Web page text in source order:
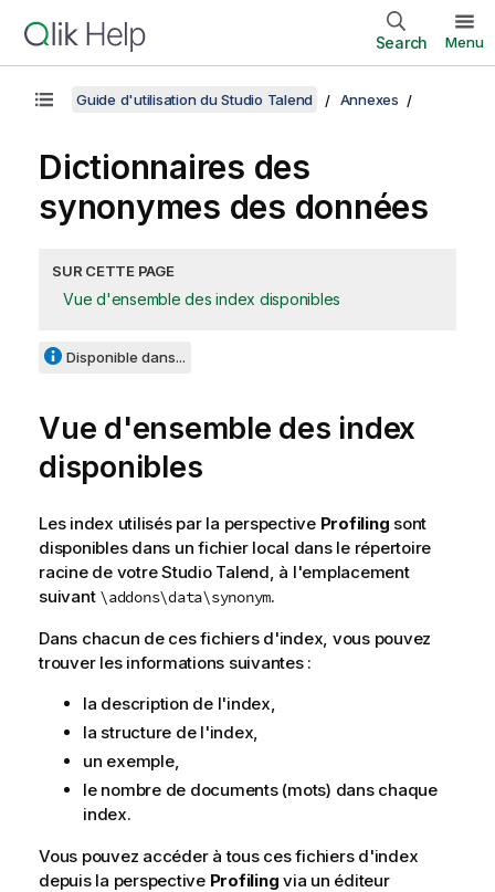
Search Menu
Guide d'utilisation du Studio Talend Annexes
Dictionnaires des
synonymes des données
SUR CETTE PAGE
Vue d'ensemble des index disponibles
Disponible dans...
Vue d'ensemble des index
disponibles
Les index utilisés par la perspective Profiling sont
disponibles dans un fichier local dans le répertoire
racine de votreStudio Talend , à l'emplacement
suivant \addons\data\synonym.
Dans chacun de ces fichiers d'index, vous pouvez
trouver les informations suivantes :
la description de l'index,
la structure de l'index,
un exemple,
le nombre de documents (mots) dans chaque
index.
Vous pouvez accéder à tous ces fichiers d'index
depuis la perspective Profiling via un éditeur